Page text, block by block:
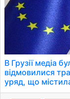
В Грузії медіа
відмовилися
уряд, що